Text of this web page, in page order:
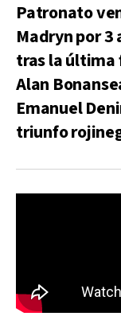
Patronato
Madryn por
tras la última
Alan
Emanuel
triunfo